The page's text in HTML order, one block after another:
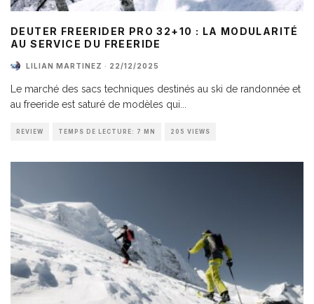
DEUTER FREERIDER PRO 32+10 : LA MODULARITÉ
AU SERVICE DU FREERIDE
LILIAN MARTINEZ · 22/12/2025
Le marché des sacs techniques destinés au ski de randonnée et
au freeride est saturé de modèles qui
REVIEW TEMPS DE LECTURE: 7 MN 205 VIEWS